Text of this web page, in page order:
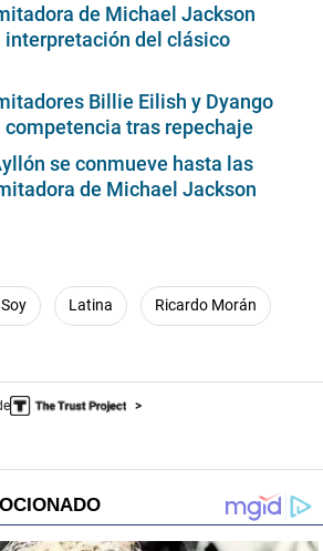
de Michael Jackson
interpretación del clásico
Billie Eilish y Dyango
competencia tras repechaje
se conmueve hasta las
de Michael Jackson
Latina Ricardo Morán